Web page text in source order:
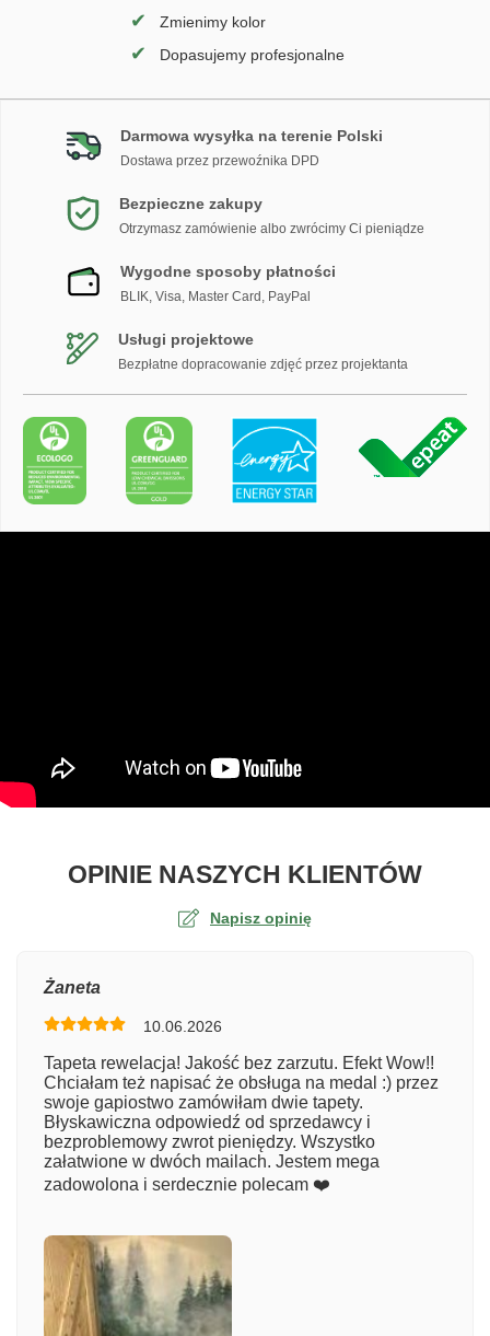
✔ Zmienimy kolor
✔ Dopasujemy profesjonalne
Darmowa wysyłka na terenie Polski
Dostawa przez przewoźnika DPD
Bezpieczne zakupy
Otrzymasz zamówienie albo zwrócimy Ci pieniądze
Wygodne sposoby płatności
BLIK, Visa, Master Card, PayPal
Usługi projektowe
Bezpłatne dopracowanie zdjęć przez projektanta
OPINIE NASZYCH KLIENTÓWO
Napisz opinię
Numer zamówienia
Imię
Żaneta
10.06.2026
Tapeta rewelacja! Jakość bez zarzutu. Efekt Wow!!
Chciałam też napisać że obsługa na medal :) przez
swoje gapiostwo zamówiłam dwie tapety.
Błyskawiczna odpowiedź od sprzedawcy i
bezproblemowy zwrot pieniędzy. Wszystko
załatwione w dwóch mailach. Jestem mega
zadowolona i serdecznie polecam ❤️